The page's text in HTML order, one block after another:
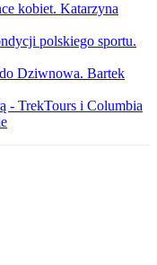
kobiet. Katarzyna
polskiego sportu.
Dziwnowa. Bartek
- TrekTours i Columbia